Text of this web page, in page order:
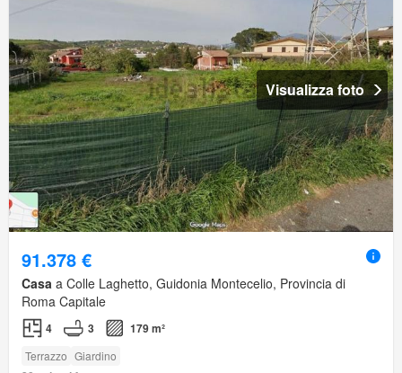
Visualizza foto
91.378 €
Casa a Colle Laghetto, Guidonia Montecelio, Provincia di
Roma Capitale
4 3 179 m²
Terrazzo Giardino